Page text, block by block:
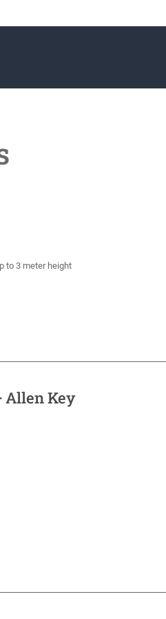
to 3 meter height
Allen Key